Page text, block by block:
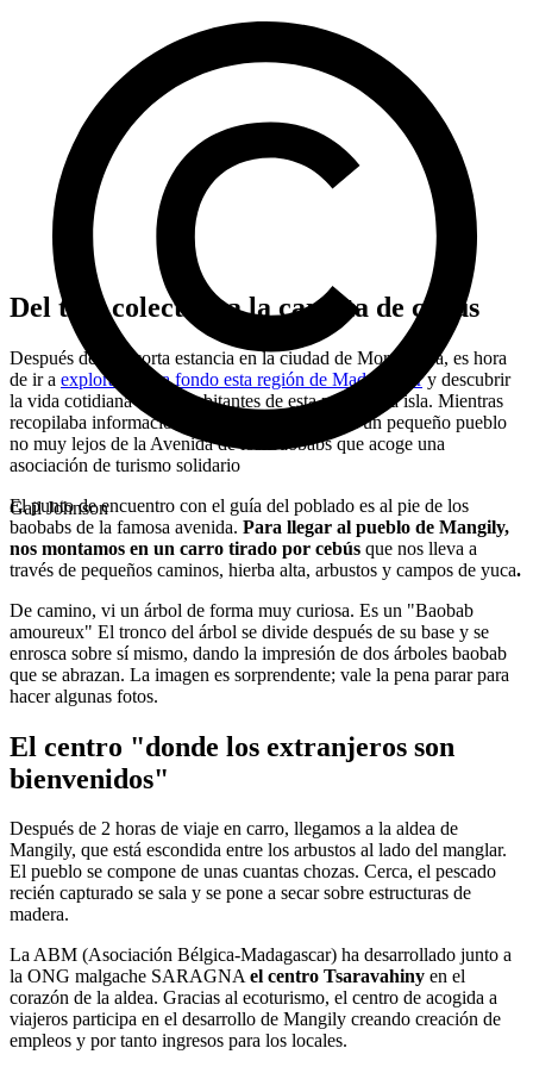
Gail Johnson
Del taxi colectivo a la carreta de cebús
Después de una corta estancia en la ciudad de Morondava, es hora
de ir a explorar más a fondo esta región de Madagascary descubrir
la vida cotidiana de los habitantes de esta parte de la isla. Mientras
recopilaba información sobre la zona, descubrí un pequeño pueblo
no muy lejos de la Avenida de los Baobabs que acoge una
asociación de turismo solidario
El punto de encuentro con el guía del poblado es al pie de los
baobabs de la famosa avenida. Para llegar al pueblo de Mangily,
nos montamos en un carro tirado por cebús que nos lleva a
través de pequeños caminos, hierba alta, arbustos y campos de yuca.
De camino, vi un árbol de forma muy curiosa. Es un "Baobab
amoureux" El tronco del árbol se divide después de su base y se
enrosca sobre sí mismo, dando la impresión de dos árboles baobab
que se abrazan. La imagen es sorprendente; vale la pena parar para
hacer algunas fotos.
El centro "donde los extranjeros son
bienvenidos"
Después de 2 horas de viaje en carro, llegamos a la aldea de
Mangily, que está escondida entre los arbustos al lado del manglar.
El pueblo se compone de unas cuantas chozas. Cerca, el pescado
recién capturado se sala y se pone a secar sobre estructuras de
madera.
La ABM (Asociación Bélgica-Madagascar) ha desarrollado junto a
la ONG malgache SARAGNAel centro Tsaravahiny en el
corazón de la aldea. Gracias al ecoturismo, el centro de acogida a
viajeros participa en el desarrollo de Mangily creando creación de
empleos y por tanto ingresos para los locales.